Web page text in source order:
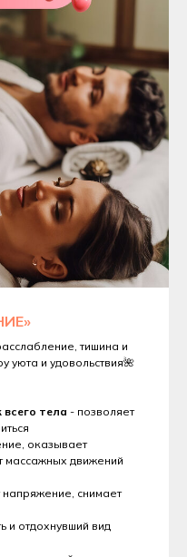
тишина и
уюта и удовольствия🌺
тела - позволяет
оказывает
массажных движений
напряжение, снимает
и отдохнувший вид